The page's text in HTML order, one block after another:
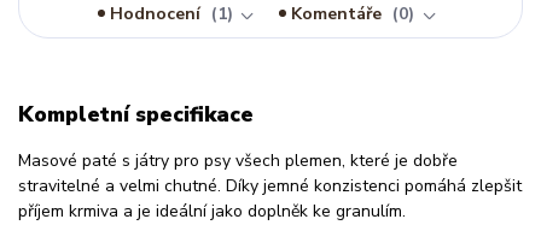
Hodnocení
1 Komentáře 0
Kompletní specifikace
Masové paté s játry pro psy všech plemen, které je dobře
stravitelné a velmi chutné. Díky jemné konzistenci pomáhá zlepšit
příjem krmiva a je ideální jako doplněk ke granulím.